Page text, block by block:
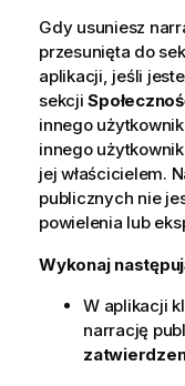
Gdy usuniesz
przesunięta do
aplikacji, jeśli
sekcji
innego
innego
jej właścicielem.
publicznych nie
powielenia lub
Wykonaj
W aplikacji
narrację